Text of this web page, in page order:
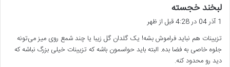
لبخند خجسته
ت
:
1 آذر 04 در 4:28 قبل از ظهر
تزیینات هم نباید فراموش بشه! یک گلدان گل زیبا یا چند شمع روی میز می‌تونه
جلوه خاصی به فضا بده. البته باید حواسمون باشه که تزیینات خیلی بزرگ نباشه که
دید رو محدود کنه.